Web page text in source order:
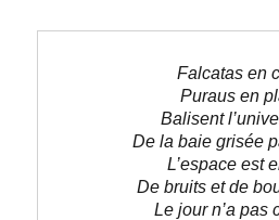
Falcatas en
Puraus en
Balisent
De la baie grisée
L’espace est
De bruits et de
Le jour n’a pas